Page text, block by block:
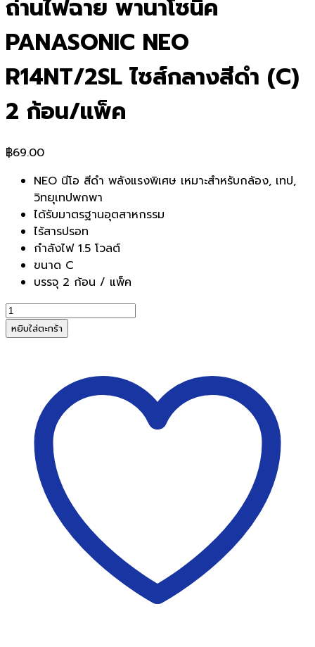
ถ่านไฟฉาย พานาโซนิค
PANASONIC NEO
R14NT/2SL ไซส์กลางสีดำ (C)
2 ก้อน/แพ็ค
฿69.00
NEO นีโอ สีดำ พลังแรงพิเศษ เหมาะสำหรับกล้อง, เทป,
วิทยุเทปพกพา
ได้รับมาตรฐานอุตสาหกรรม
ไร้สารปรอท
กำลังไฟ 1.5 โวลต์
ขนาด C
บรรจุ 2 ก้อน / แพ็ค
จำนวน
ถ่าน
ไฟฉาย
PANASONIC
R14NT/2SL
หยิบใส่ตะกร้า